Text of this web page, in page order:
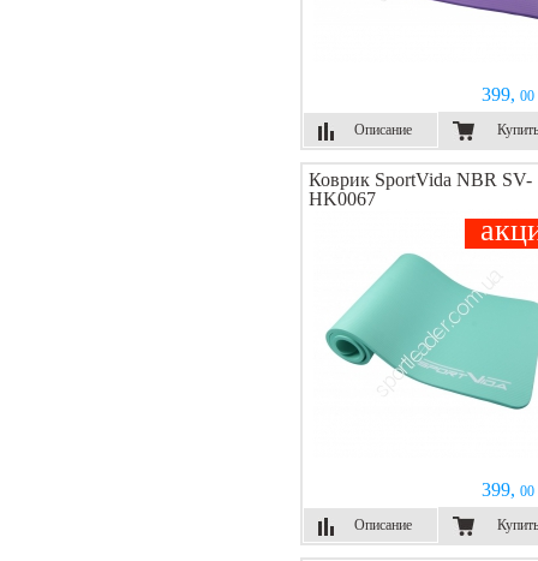
399, 00
Описание
Купить
Коврик SportVida NBR SV-
HK0067
399, 00
Описание
Купить